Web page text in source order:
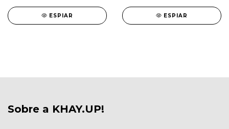
ESPIAR ESPIAR
Sobre a KHAY.UP!